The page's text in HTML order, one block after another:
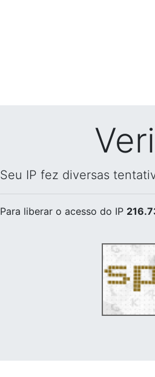
Seu IP fez diversas
Para liberar o acesso do IP